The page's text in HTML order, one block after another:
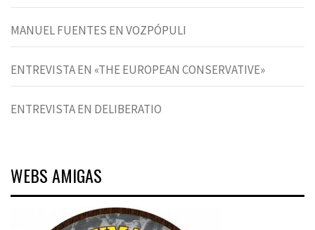
MANUEL FUENTES EN VOZPÓPULI
ENTREVISTA EN «THE EUROPEAN CONSERVATIVE»
ENTREVISTA EN DELIBERATIO
WEBS AMIGAS